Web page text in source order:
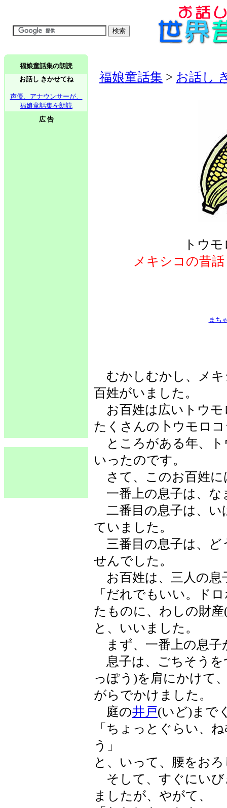
福娘童話集の朗読
お話し きかせてね
声優、アナウンサーが、
福娘童話集を朗読
広 告
福娘童話集 > お話し
トウ
メキシコの昔話
まち
むかしむかし、メキ
百姓がいました。
お百姓は広いトウモ
たくさんの卜ウモロ
ところがある年、ト
いったのです。
さて、このお百姓に
一番上の息子は、な
二番目の息子は、い
ていました。
三番目の息子は、ど
せんでした。
お百姓は、三人の息
「だれでもいい。ド
たものに、わしの財
と、いいました。
まず、一番上の息子
息子は、ごちそうを
っぽう)を肩にかけて
がらでかけました。
庭の井戸(いど)まで
「ちょっとぐらい、
う」
と、いって、腰をお
そして、すぐにいび
ましたが、やがて、